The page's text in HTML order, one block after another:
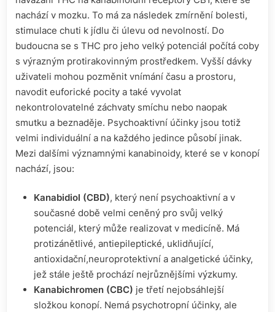
nachází v mozku. To má za následek zmírnění bolesti,
stimulace chuti k jídlu či úlevu od nevolností. Do
budoucna se s THC pro jeho velký potenciál počítá coby
s výrazným protirakovinným prostředkem. Vyšší dávky
uživateli mohou pozměnit vnímání času a prostoru,
navodit euforické pocity a také vyvolat
nekontrolovatelné záchvaty smíchu nebo naopak
smutku a beznaděje. Psychoaktivní účinky jsou totiž
velmi individuální a na každého jedince působí jinak.
Mezi dalšími významnými kanabinoidy, které se v konopí
nachází, jsou:
Kanabidiol (CBD), který není psychoaktivní a v
současné době velmi ceněný pro svůj velký
potenciál, který může realizovat v medicíně. Má
protizánětlivé, antiepileptické, uklidňující,
antioxidační,neuroprotektivní a analgetické účinky,
jež stále ještě prochází nejrůznějšími výzkumy.
Kanabichromen (CBC) je třetí nejobsáhlejší
složkou konopí. Nemá psychotropní účinky, ale